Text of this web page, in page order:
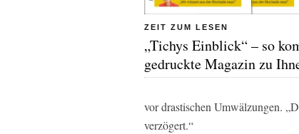
ZEIT ZUM LESEN
„Tichys Einblick“ – so
gedruckte Magazin zu
vor drastischen Umwälzungen.
verzögert.“